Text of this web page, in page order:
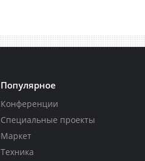
Популярное
Конференции
Специальные проекты
Маркет
Техника